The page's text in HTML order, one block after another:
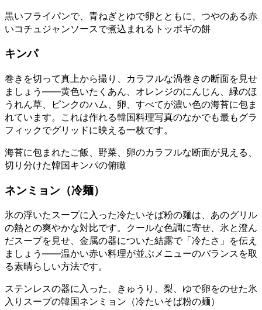
黒いフライパンで、青ねぎとゆで卵とともに、つやのある赤
いコチュジャンソースで煮込まれるトッポギの餅
キンパ
巻きを切って真上から撮り、カラフルな渦巻きの断面を見せ
ましょう——黄色いたくあん、オレンジのにんじん、緑のほ
うれん草、ピンクのハム、卵、すべてが濃い色の海苔に包ま
れています。これは作れる韓国料理写真のなかでも最もグラ
フィックでグリッドに映える一枚です。
海苔に包まれたご飯、野菜、卵のカラフルな断面が見える、
切り分けた韓国キンパの俯瞰
ネンミョン（冷麺）
氷の浮いたスープに入った冷たいそば粉の麺は、あのグリル
の熱との爽やかな対比です。クールな色調に寄せ、氷と澄ん
だスープを見せ、金属の器についた結露で「冷たさ」を伝え
ましょう——温かい赤い料理が並ぶメニューのバランスを取
る素晴らしい方法です。
ステンレスの器に入った、きゅうり、梨、ゆで卵をのせた氷
入りスープの韓国ネンミョン（冷たいそば粉の麺）